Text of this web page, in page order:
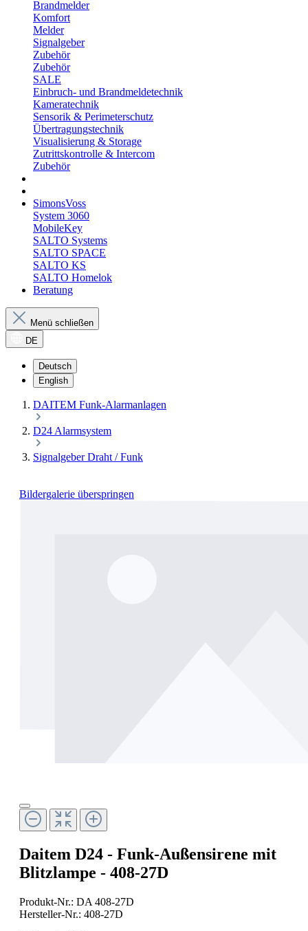
Brandmelder
Komfort
Melder
Signalgeber
Zubehör
Zubehör
SALE
Einbruch- und Brandmeldetechnik
Kameratechnik
Sensorik & Perimeterschutz
Übertragungstechnik
Visualisierung & Storage
Zutrittskontrolle & Intercom
Zubehör
SimonsVoss
System 3060
MobileKey
SALTO Systems
SALTO SPACE
SALTO KS
SALTO Homelok
Beratung
Menü schließen
DE
Deutsch
English
DAITEM Funk-Alarmanlagen
D24 Alarmsystem
Signalgeber Draht / Funk
Bildergalerie überspringen
Daitem D24 - Funk-Außensirene mit
Blitzlampe - 408-27D
Produkt-Nr.: DA 408-27D
Hersteller-Nr.: 408-27D